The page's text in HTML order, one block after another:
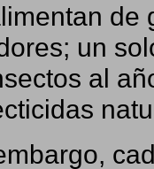
de
un
al